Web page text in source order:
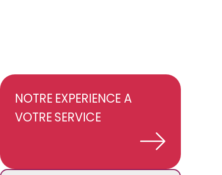
NOTRE EXPERIENCE A
VOTRE SERVICE